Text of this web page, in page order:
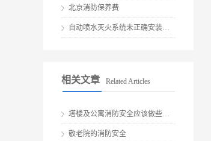
北京消防保养费
自动喷水灭火系统未正确安装就会有安全隐患
相关文章 Related Articles
塔楼及公寓消防安全应该做些什么？
敬老院的消防安全